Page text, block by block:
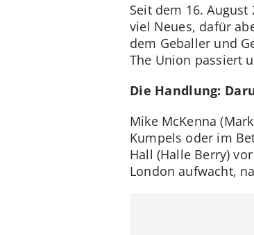
Seit dem 16.
viel Neues, dafür
dem Geballer und
The Union passiert
Die Handlung:
Mike McKenna
Kumpels oder im
Hall (Halle Berry)
London aufwacht,